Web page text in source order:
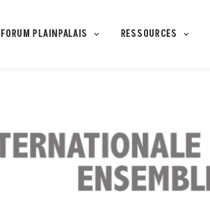
FORUM PLAINPALAIS RESSOURCES